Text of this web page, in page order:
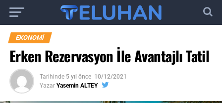
EKONOMI
Erken Rezervasyon İle Avantajlı Tatil
Tarihinde 5 yıl önce 10/12/2021
Yazar Yasemin ALTEY